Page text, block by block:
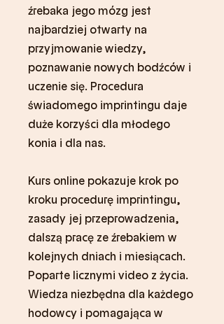
źrebaka jego mózg jest
najbardziej otwarty na
przyjmowanie wiedzy,
poznawanie nowych bodźców i
uczenie się. Procedura
świadomego imprintingu daje
duże korzyści dla młodego
konia i dla nas.
Kurs online pokazuje krok po
kroku procedurę imprintingu,
zasady jej przeprowadzenia,
dalszą pracę ze źrebakiem w
kolejnych dniach i miesiącach.
Poparte licznymi video z życia.
Wiedza niezbędna dla każdego
hodowcy i pomagająca w